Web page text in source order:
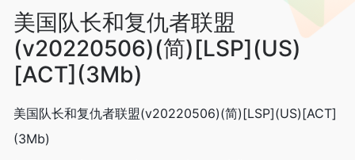
美国队长和复仇者联盟
(v20220506)(简)[LSP](US)
[ACT](3Mb)
美国队长和复仇者联盟(v20220506)(简)[LSP](US)[ACT]
(3Mb)